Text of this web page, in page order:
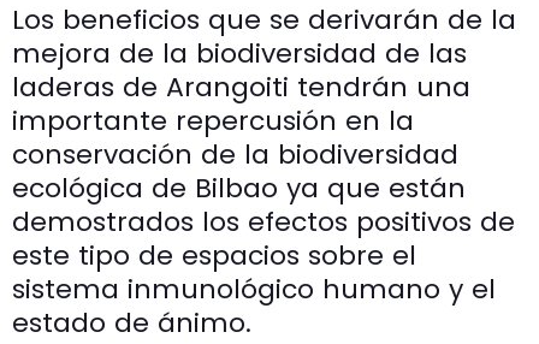
Los beneficios que se derivarán de la
mejora de la biodiversidad de las
laderas de Arangoiti tendrán una
importante repercusión en la
conservación de la biodiversidad
ecológica de Bilbao ya que están
demostrados los efectos positivos de
este tipo de espacios sobre el
sistema inmunológico humano y el
estado de ánimo.